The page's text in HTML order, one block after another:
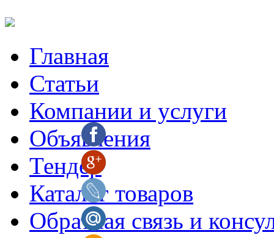
Главная
Статьи
Компании и услуги
Объявления
Тендер
Каталог товаров
Обратная связь и